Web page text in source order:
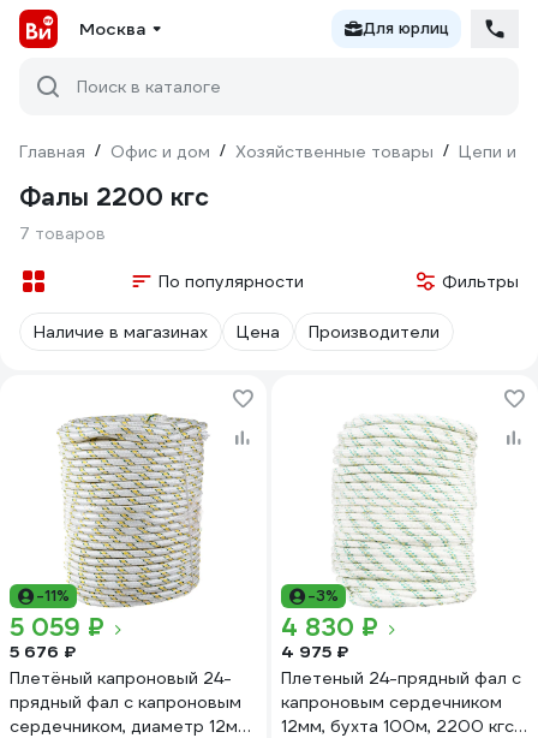
Москва Для юрлиц
Поиск в каталоге
Главная / Офис и дом / Хозяйственные товары / Цепи и
Фалы 2200 кгс
7 товаров
По популярности Фильтры
Наличие в магазинах Цена Производители
-11%
5 059 ₽
5 676 ₽
Плетёный капроновый 24-
прядный фал с капроновым
сердечником, диаметр 12мм,
-3%
4 830 ₽
4 975 ₽
Плетеный 24-прядный фал с
капроновым сердечником
12мм, бухта 100м, 2200 кгс